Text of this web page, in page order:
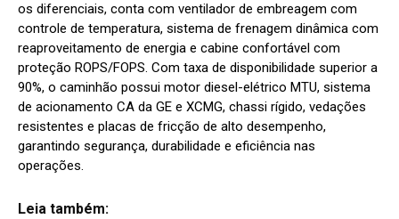
os diferenciais, conta com ventilador de embreagem com
controle de temperatura, sistema de frenagem dinâmica com
reaproveitamento de energia e cabine confortável com
proteção ROPS/FOPS. Com taxa de disponibilidade superior a
90%, o caminhão possui motor diesel-elétrico MTU, sistema
de acionamento CA da GE e XCMG, chassi rígido, vedações
resistentes e placas de fricção de alto desempenho,
garantindo segurança, durabilidade e eficiência nas
operações.
Leia também: